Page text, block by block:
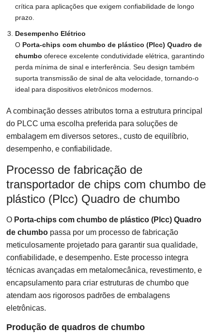
crítica para aplicações que exigem confiabilidade de longo
prazo.
Desempenho Elétrico
O Porta-chips com chumbo de plástico (Plcc) Quadro de
chumbo oferece excelente condutividade elétrica, garantindo
perda mínima de sinal e interferência. Seu design também
suporta transmissão de sinal de alta velocidade, tornando-o
ideal para dispositivos eletrônicos modernos.
A combinação desses atributos torna a estrutura principal
do PLCC uma escolha preferida para soluções de
embalagem em diversos setores., custo de equilíbrio,
desempenho, e confiabilidade.
Processo de fabricação de
transportador de chips com chumbo de
plástico (Plcc) Quadro de chumbo
O Porta-chips com chumbo de plástico (Plcc) Quadro
de chumbo passa por um processo de fabricação
meticulosamente projetado para garantir sua qualidade,
confiabilidade, e desempenho. Este processo integra
técnicas avançadas em metalomecânica, revestimento, e
encapsulamento para criar estruturas de chumbo que
atendam aos rigorosos padrões de embalagens
eletrônicas.
Produção de quadros de chumbo